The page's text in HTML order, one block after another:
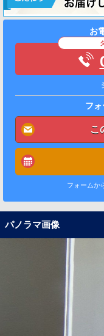
お
フ
こ
フォームか
パノラマ画像